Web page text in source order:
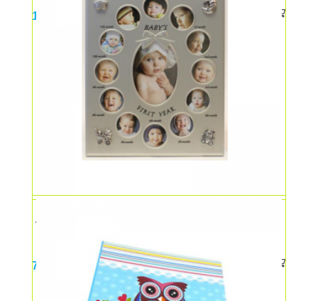
11,00
Album foto primul an
75,00